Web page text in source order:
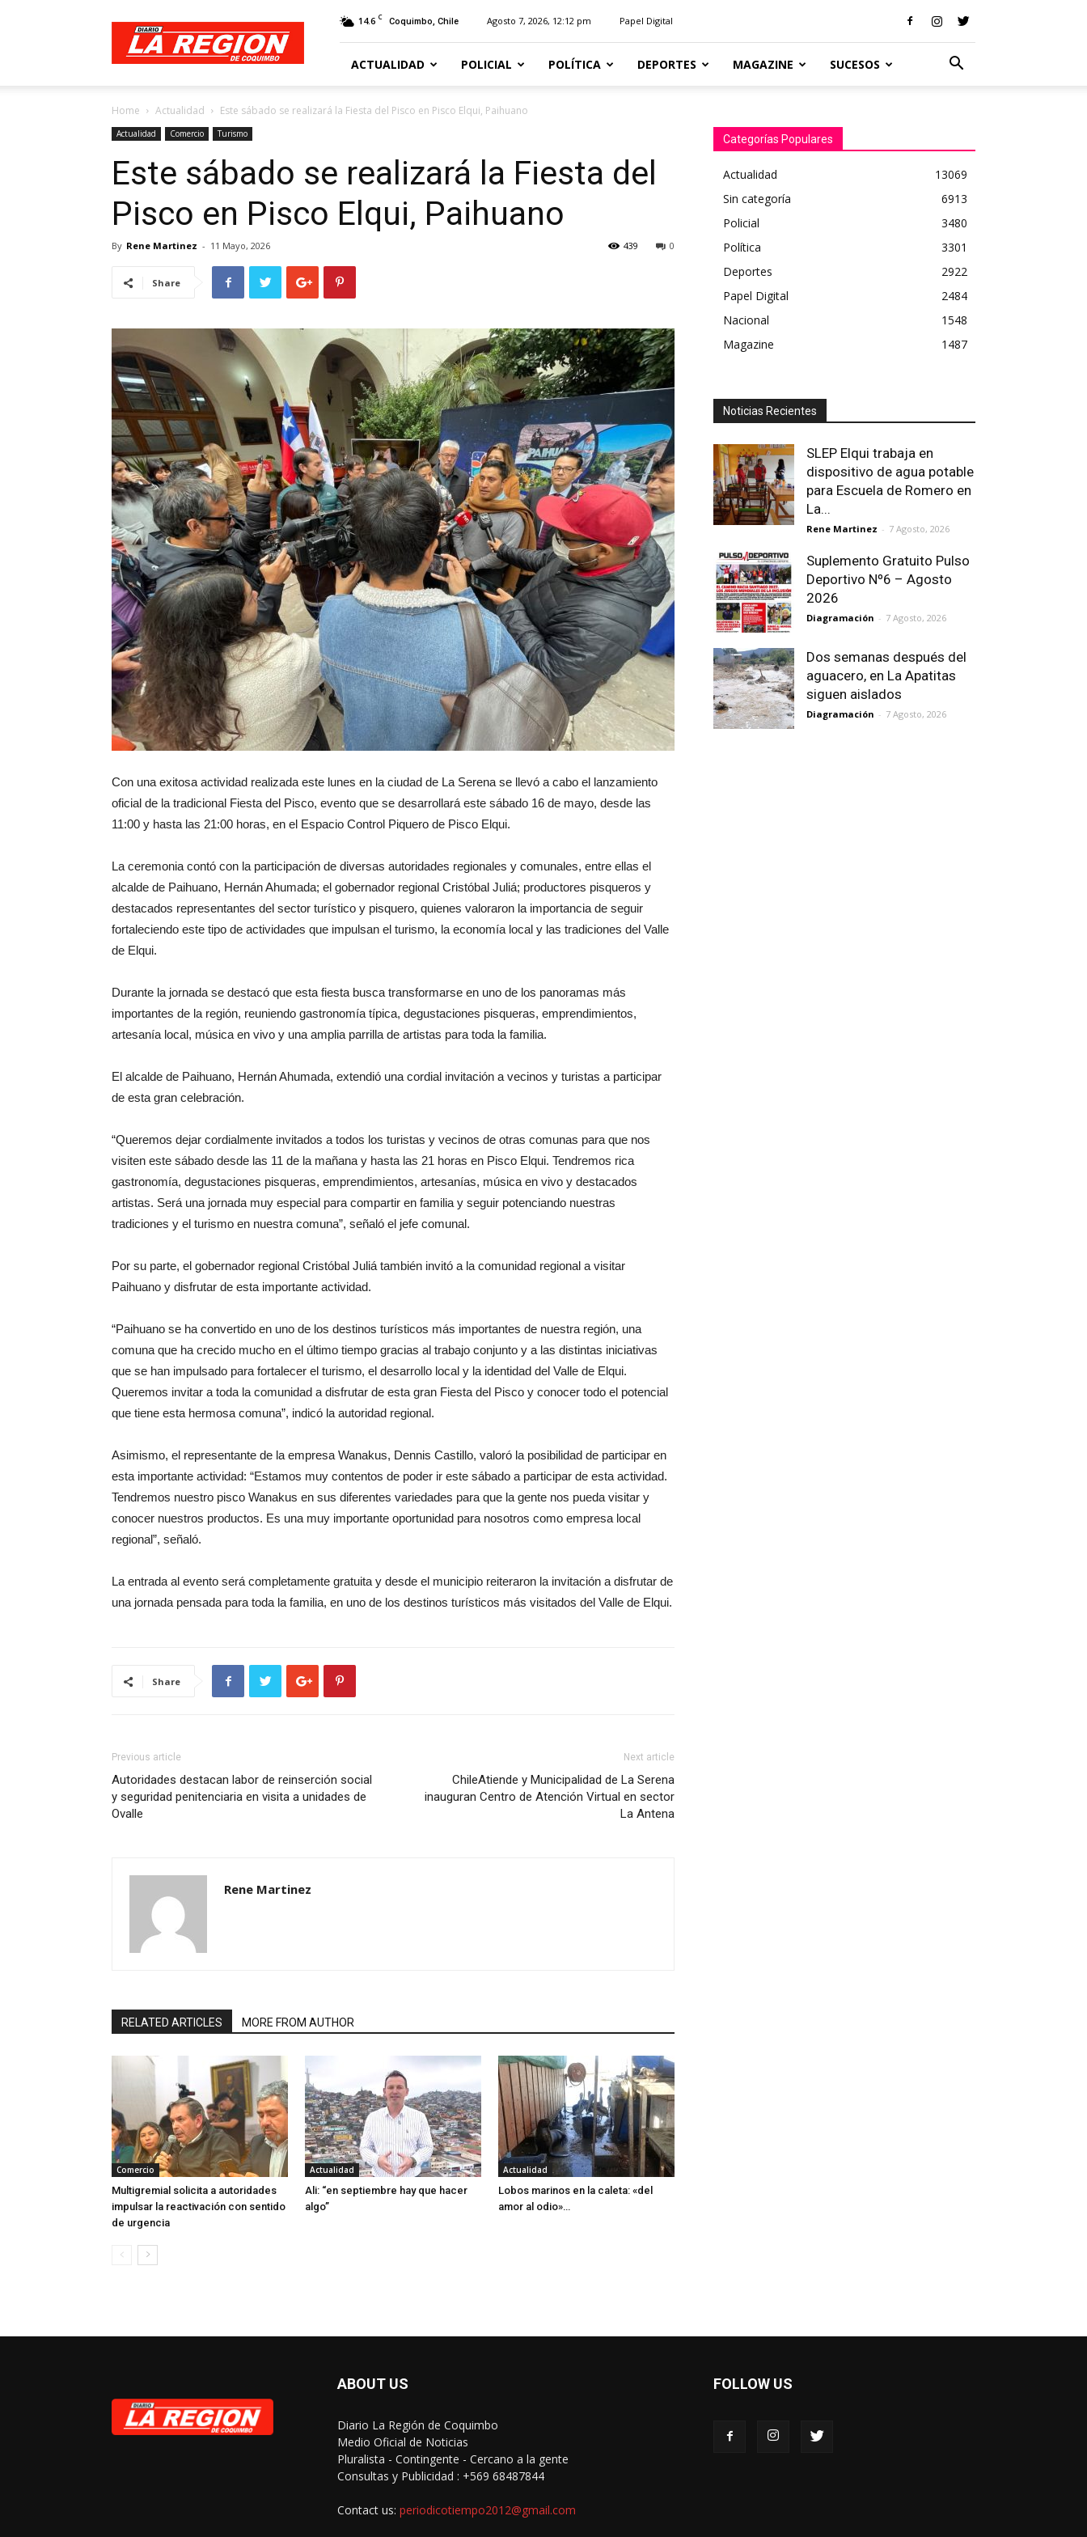
Diario
Región
14.6 C Coquimbo, Chile Agosto 7, 2026, 12:12 pm Papel Digital
ACTUALIDAD POLICIAL POLÍTICA DEPORTES MAGAZINE SUCESOS
Home Actualidad Este sábado se realizará la Fiesta del Pisco en Pisco Elqui, Paihuano
Actualidad Comercio Turismo
Este sábado se realizará la Fiesta del
Pisco en Pisco Elqui, Paihuano
By Rene Martinez - 11 Mayo, 2026 0
439
Share
Con una exitosa actividad realizada este lunes en la ciudad de La Serena se llevó a cabo el lanzamiento
oficial de la tradicional Fiesta del Pisco, evento que se desarrollará este sábado 16 de mayo, desde las
11:00 y hasta las 21:00 horas, en el Espacio Control Piquero de Pisco Elqui.
La ceremonia contó con la participación de diversas autoridades regionales y comunales, entre ellas el
alcalde de Paihuano, Hernán Ahumada; el gobernador regional Cristóbal Juliá; productores pisqueros y
destacados representantes del sector turístico y pisquero, quienes valoraron la importancia de seguir
fortaleciendo este tipo de actividades que impulsan el turismo, la economía local y las tradiciones del Valle
de Elqui.
Durante la jornada se destacó que esta fiesta busca transformarse en uno de los panoramas más
importantes de la región, reuniendo gastronomía típica, degustaciones pisqueras, emprendimientos,
artesanía local, música en vivo y una amplia parrilla de artistas para toda la familia.
El alcalde de Paihuano, Hernán Ahumada, extendió una cordial invitación a vecinos y turistas a participar
de esta gran celebración.
“Queremos dejar cordialmente invitados a todos los turistas y vecinos de otras comunas para que nos
visiten este sábado desde las 11 de la mañana y hasta las 21 horas en Pisco Elqui. Tendremos rica
gastronomía, degustaciones pisqueras, emprendimientos, artesanías, música en vivo y destacados
artistas. Será una jornada muy especial para compartir en familia y seguir potenciando nuestras
tradiciones y el turismo en nuestra comuna”, señaló el jefe comunal.
Por su parte, el gobernador regional Cristóbal Juliá también invitó a la comunidad regional a visitar
Paihuano y disfrutar de esta importante actividad.
“Paihuano se ha convertido en uno de los destinos turísticos más importantes de nuestra región, una
comuna que ha crecido mucho en el último tiempo gracias al trabajo conjunto y a las distintas iniciativas
que se han impulsado para fortalecer el turismo, el desarrollo local y la identidad del Valle de Elqui.
Queremos invitar a toda la comunidad a disfrutar de esta gran Fiesta del Pisco y conocer todo el potencial
que tiene esta hermosa comuna”, indicó la autoridad regional.
Asimismo, el representante de la empresa Wanakus, Dennis Castillo, valoró la posibilidad de participar en
esta importante actividad: “Estamos muy contentos de poder ir este sábado a participar de esta actividad.
Tendremos nuestro pisco Wanakus en sus diferentes variedades para que la gente nos pueda visitar y
conocer nuestros productos. Es una muy importante oportunidad para nosotros como empresa local
regional”, señaló.
La entrada al evento será completamente gratuita y desde el municipio reiteraron la invitación a disfrutar de
una jornada pensada para toda la familia, en uno de los destinos turísticos más visitados del Valle de Elqui.
Share
Previous article
Autoridades destacan labor de reinserción social
y seguridad penitenciaria en visita a unidades de
Ovalle
Next article
ChileAtiende y Municipalidad de La Serena
inauguran Centro de Atención Virtual en sector
La Antena
Rene Martinez
RELATED ARTICLES MORE FROM AUTHOR
Comercio
Multigremial solicita a autoridades
impulsar la reactivación con sentido
de urgencia
Actualidad
Ali: “en septiembre hay que hacer
algo”
Actualidad
Lobos marinos en la caleta: «del
amor al odio»…
Categorías Populares
Actualidad
13069
Sin categoría
6913
Policial
3480
Política
3301
Deportes
2922
Papel Digital
2484
Nacional
1548
Magazine
1487
Noticias Recientes
SLEP Elqui trabaja en
dispositivo de agua potable
para Escuela de Romero en
La...
Rene Martinez - 7 Agosto, 2026
Suplemento Gratuito Pulso
Deportivo Nº6 – Agosto
2026
Diagramación - 7 Agosto, 2026
Dos semanas después del
aguacero, en La Apatitas
siguen aislados
Diagramación - 7 Agosto, 2026
ABOUT US
Diario La Región de Coquimbo
Medio Oficial de Noticias
Pluralista - Contingente - Cercano a la gente
Consultas y Publicidad : +569 68487844
Contact us: periodicotiempo2012@gmail.com
FOLLOW US